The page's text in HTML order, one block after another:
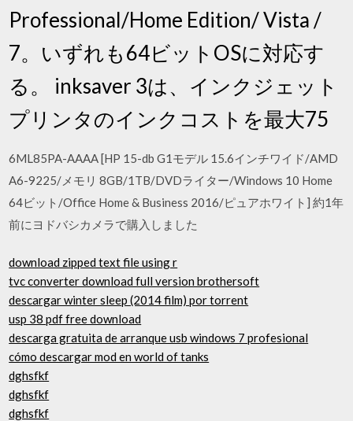
Professional/Home Edition/ Vista /
7。いずれも64ビットOSに対応す
る。 inksaver 3は、インクジェット
プリンタのインクコストを最大75
6ML85PA-AAAA [HP 15-db G1モデル 15.6インチワイド/AMD
A6-9225/メモリ 8GB/1TB/DVDライター/Windows 10 Home
64ビット/Office Home & Business 2016/ピュアホワイト] 約1年
前にヨドバシカメラで購入しました
download zipped text file using r
tvc converter download full version brothersoft
descargar winter sleep (2014 film) por torrent
usp 38 pdf free download
descarga gratuita de arranque usb windows 7 profesional
cómo descargar mod en world of tanks
dghsfkf
dghsfkf
dghsfkf